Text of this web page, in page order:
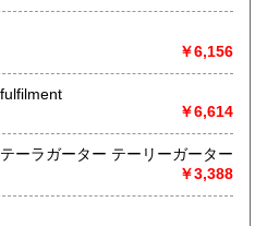
￥6,156
￥6,614
ーラガーター テーリーガーター
￥3,388